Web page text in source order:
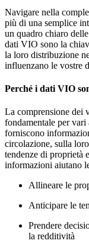
Navigare nella
più di una semplice
un quadro chiaro
dati VIO sono la
la loro distribuzione
influenzano le vostre
Perché i dati VIO
La comprensione dei
fondamentale per
forniscono
circolazione, sulla
tendenze di proprietà
informazioni aiutano
Allineare le
Anticipare le
Prendere
la redditività